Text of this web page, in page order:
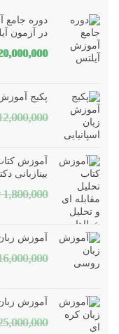
دوره جامع
در آزمون
پکیج آموزش
آموزش
بینازبانی
1,800,000
آموزش
آموزش